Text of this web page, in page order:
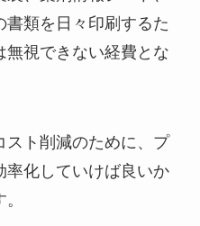
類を日々印刷するた
視できない経費とな
スト削減のために、プ
率化していけば良いか